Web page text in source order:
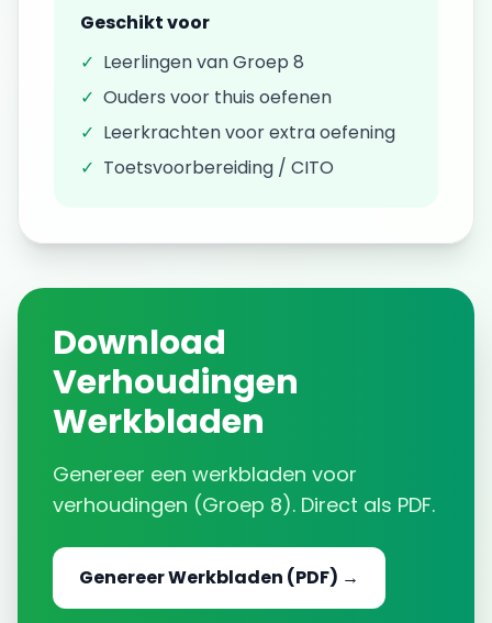
Geschikt voor
✓ Leerlingen vanGroep 8
✓ Ouders voor thuis oefenen
✓ Leerkrachten voor extra oefening
✓ Toetsvoorbereiding / CITO
Download
Verhoudingen
Werkbladen
Genereer een werkbladen voor
verhoudingen (Groep 8). Direct als PDF.
GenereerWerkbladen (PDF) →